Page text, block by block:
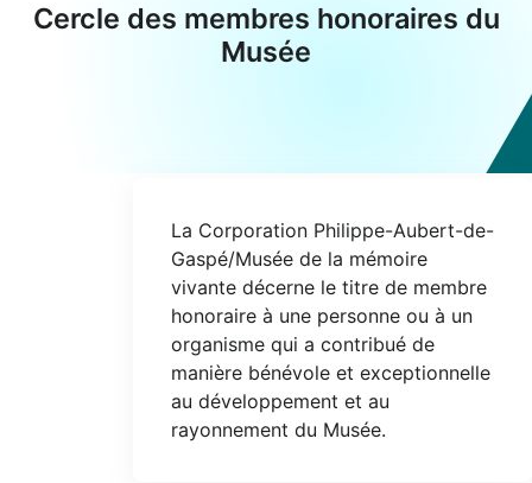
Cercle des membres honoraires du
Musée
La Corporation Philippe-Aubert-de-
Gaspé/Musée de la mémoire
vivante décerne le titre de membre
honoraire à une personne ou à un
organisme qui a contribué de
manière bénévole et exceptionnelle
au développement et au
rayonnement du Musée.